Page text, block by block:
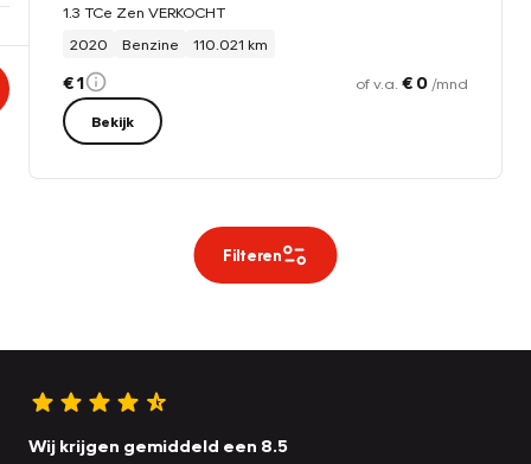
1.3 TCe Zen VERKOCHT
2020
Benzine 110.021 km
€ 1 of v.a. € 0 /mnd
Bekijk
Filteren
Wij krijgen gemiddeld een 8.5